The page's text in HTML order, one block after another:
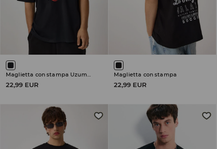
22,99 EUR
Maglietta con stampa
22,99 EUR